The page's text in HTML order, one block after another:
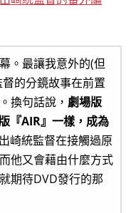
。最讓我意外的(但
的分鏡故事在前置
換句話說， 劇場版
『AIR』一樣，成為
崎統監督在接觸過原
他又會藉由什麼方式
期待DVD發行的那